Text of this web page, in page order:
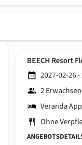
BEECH Resort
2027-02-26
2
Veranda
Ohne